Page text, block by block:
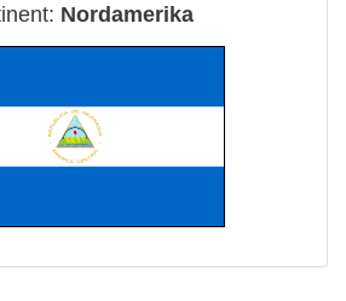
Nordamerika